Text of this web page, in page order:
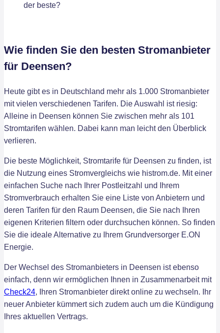
Wie finden Sie den besten Stromanbieter
für Deensen?
Heute gibt es in Deutschland mehr als 1.000 Stromanbieter
mit vielen verschiedenen Tarifen. Die Auswahl ist riesig:
Alleine in Deensen können Sie zwischen mehr als 101
Stromtarifen wählen. Dabei kann man leicht den Überblick
verlieren.
Die beste Möglichkeit, Stromtarife für Deensen zu finden, ist
die Nutzung eines Stromvergleichs wie histrom.de. Mit einer
einfachen Suche nach Ihrer Postleitzahl und Ihrem
Stromverbrauch erhalten Sie eine Liste von Anbietern und
deren Tarifen für den Raum Deensen, die Sie nach Ihren
eigenen Kriterien filtern oder durchsuchen können. So finden
Sie die ideale Alternative zu Ihrem Grundversorger E.ON
Energie.
Der Wechsel des Stromanbieters in Deensen ist ebenso
einfach, denn wir ermöglichen Ihnen in Zusammenarbeit mit
Check24, Ihren Stromanbieter direkt online zu wechseln. Ihr
neuer Anbieter kümmert sich zudem auch um die Kündigung
Ihres aktuellen Vertrags.